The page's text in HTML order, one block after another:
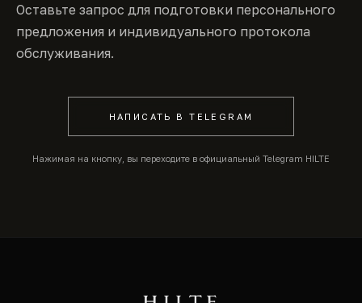
Оставьте запрос для подготовки персонального
предложения и индивидуального протокола
обслуживания.
НАПИСАТЬ В TELEGRAM
Нажимая на кнопку, вы переходите в официальный Telegram HILTE